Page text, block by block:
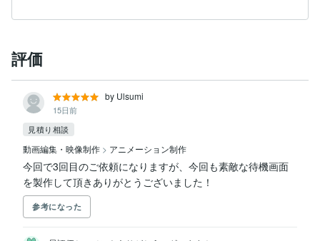
評価
by Ulsumi
15日前
見積り相談
動画編集・映像制作 > アニメーション制作
今回で3回目のご依頼になりますが、今回も素敵な待機画面
を製作して頂きありがとうございました！
参考になった